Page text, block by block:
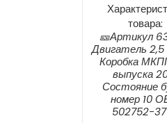
товара:
🎫Артикул
Двигатель
Коробка
выпуска
Состояние
номер 10
502752-